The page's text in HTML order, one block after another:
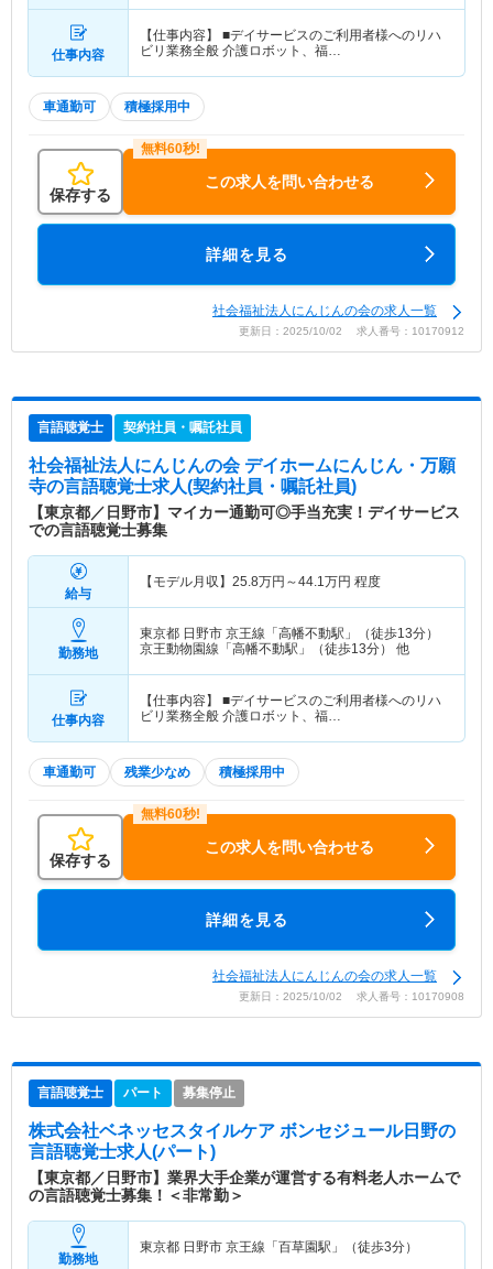
仕事内容
【仕事内容】 ■デイサービスのご利用者様へのリハ
ビリ業務全般 介護ロボット、福…
車通勤可 積極採用中
保存する
この求人を問い合わせる
詳細を見る
社会福祉法人にんじんの会の求人一覧
更新日：2025/10/02 求人番号：10170912
言語聴覚士 契約社員・嘱託社員
社会福祉法人にんじんの会 デイホームにんじん・万願
寺の言語聴覚士求人(契約社員・嘱託社員)
【東京都／日野市】マイカー通勤可◎手当充実！デイサービス
での言語聴覚士募集
給与
【モデル月収】 25.8万円～44.1万円 程度
勤務地
東京都 日野市 京王線「高幡不動駅」（徒歩13分）
京王動物園線「高幡不動駅」（徒歩13分） 他
仕事内容
【仕事内容】 ■デイサービスのご利用者様へのリハ
ビリ業務全般 介護ロボット、福…
車通勤可 残業少なめ 積極採用中
保存する
この求人を問い合わせる
詳細を見る
社会福祉法人にんじんの会の求人一覧
更新日：2025/10/02 求人番号：10170908
言語聴覚士 パート 募集停止
株式会社ベネッセスタイルケア ボンセジュール日野の
言語聴覚士求人(パート)
【東京都／日野市】業界大手企業が運営する有料老人ホームで
の言語聴覚士募集！＜非常勤＞
勤務地
東京都 日野市 京王線「百草園駅」（徒歩3分）